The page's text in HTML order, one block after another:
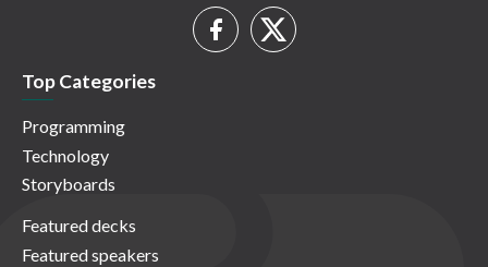
Top Categories
Programming
Technology
Storyboards
Featured decks
Featured speakers